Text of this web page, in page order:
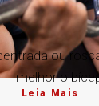
ou
melhor o
Leia Mais